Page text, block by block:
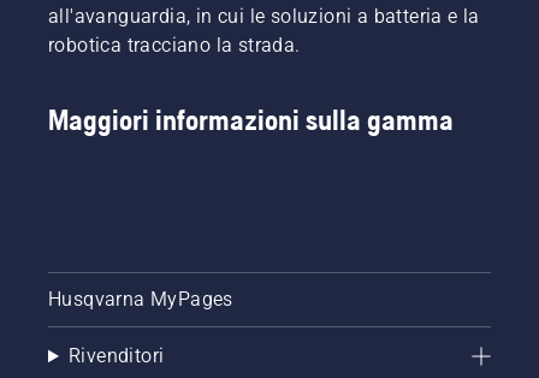
all'avanguardia, in cui le soluzioni a batteria e la
robotica tracciano la strada.
Maggiori informazioni sulla gamma
Husqvarna MyPages
Rivenditori